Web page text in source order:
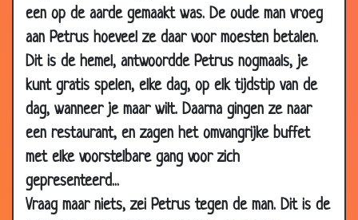
een op de aarde gemaakt was. De oude man vroeg
aan Petrus hoeveel ze daar voor moesten betalen.
Dit is de hemel, antwoordde Petrus nogmaals, je
kunt gratis spelen, elke dag, op elk tijdstip van de
dag, wanneer je maar wilt. Daarna gingen ze naar
een restaurant, en zagen het omvangrijke buffet
met elke voorstelbare gang voor zich
gepresenteerd...
Vraag maar niets, zei Petrus tegen de man. Dit is de